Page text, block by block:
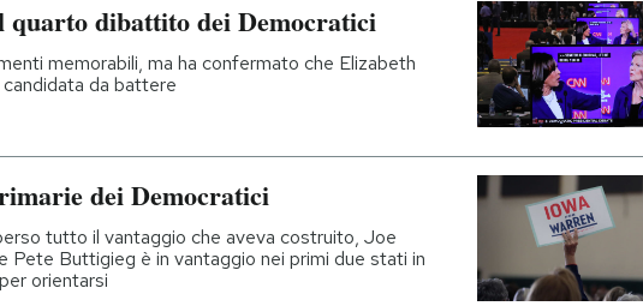
quarto dibattito dei Democratici
memorabili, ma ha confermato che Elizabeth
da battere
dei Democratici
tutto il vantaggio che aveva costruito, Joe
Pete Buttigieg è in vantaggio nei primi due stati in
orientarsi